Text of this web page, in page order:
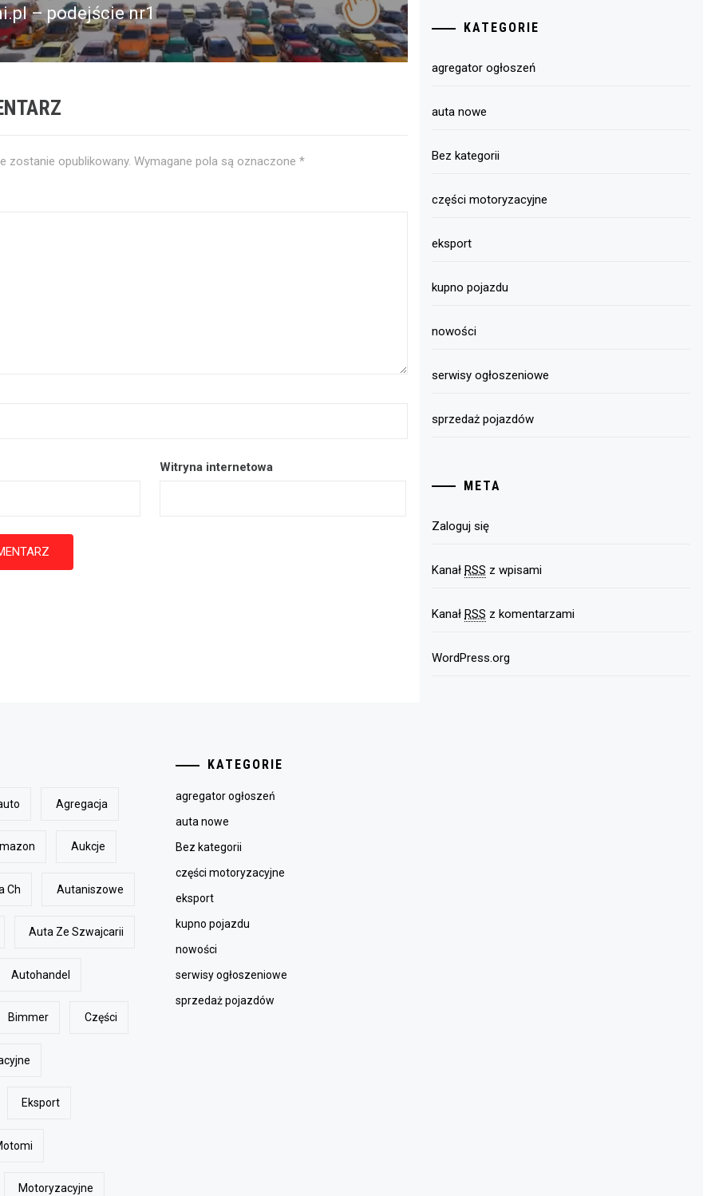
– podejście nr1
zostanie opublikowany. Wymagane pola są oznaczone *
Witryna internetowa
KATEGORIE
agregator ogłoszeń
auta nowe
Bez kategorii
części motoryzacyjne
eksport
kupno pojazdu
nowości
serwisy ogłoszeniowe
sprzedaż pojazdów
META
Zaloguj się
KanałRSS z wpisami
KanałRSS z komentarzami
WordPress.org
Agregacja
Aukcje
Ch Autaniszowe
Auta Ze Szwajcarii
Autohandel
Bimmer Części
Eksport
Motoryzacyjne
KATEGORIE
agregator ogłoszeń
auta nowe
Bez kategorii
części motoryzacyjne
eksport
kupno pojazdu
nowości
serwisy ogłoszeniowe
sprzedaż pojazdów